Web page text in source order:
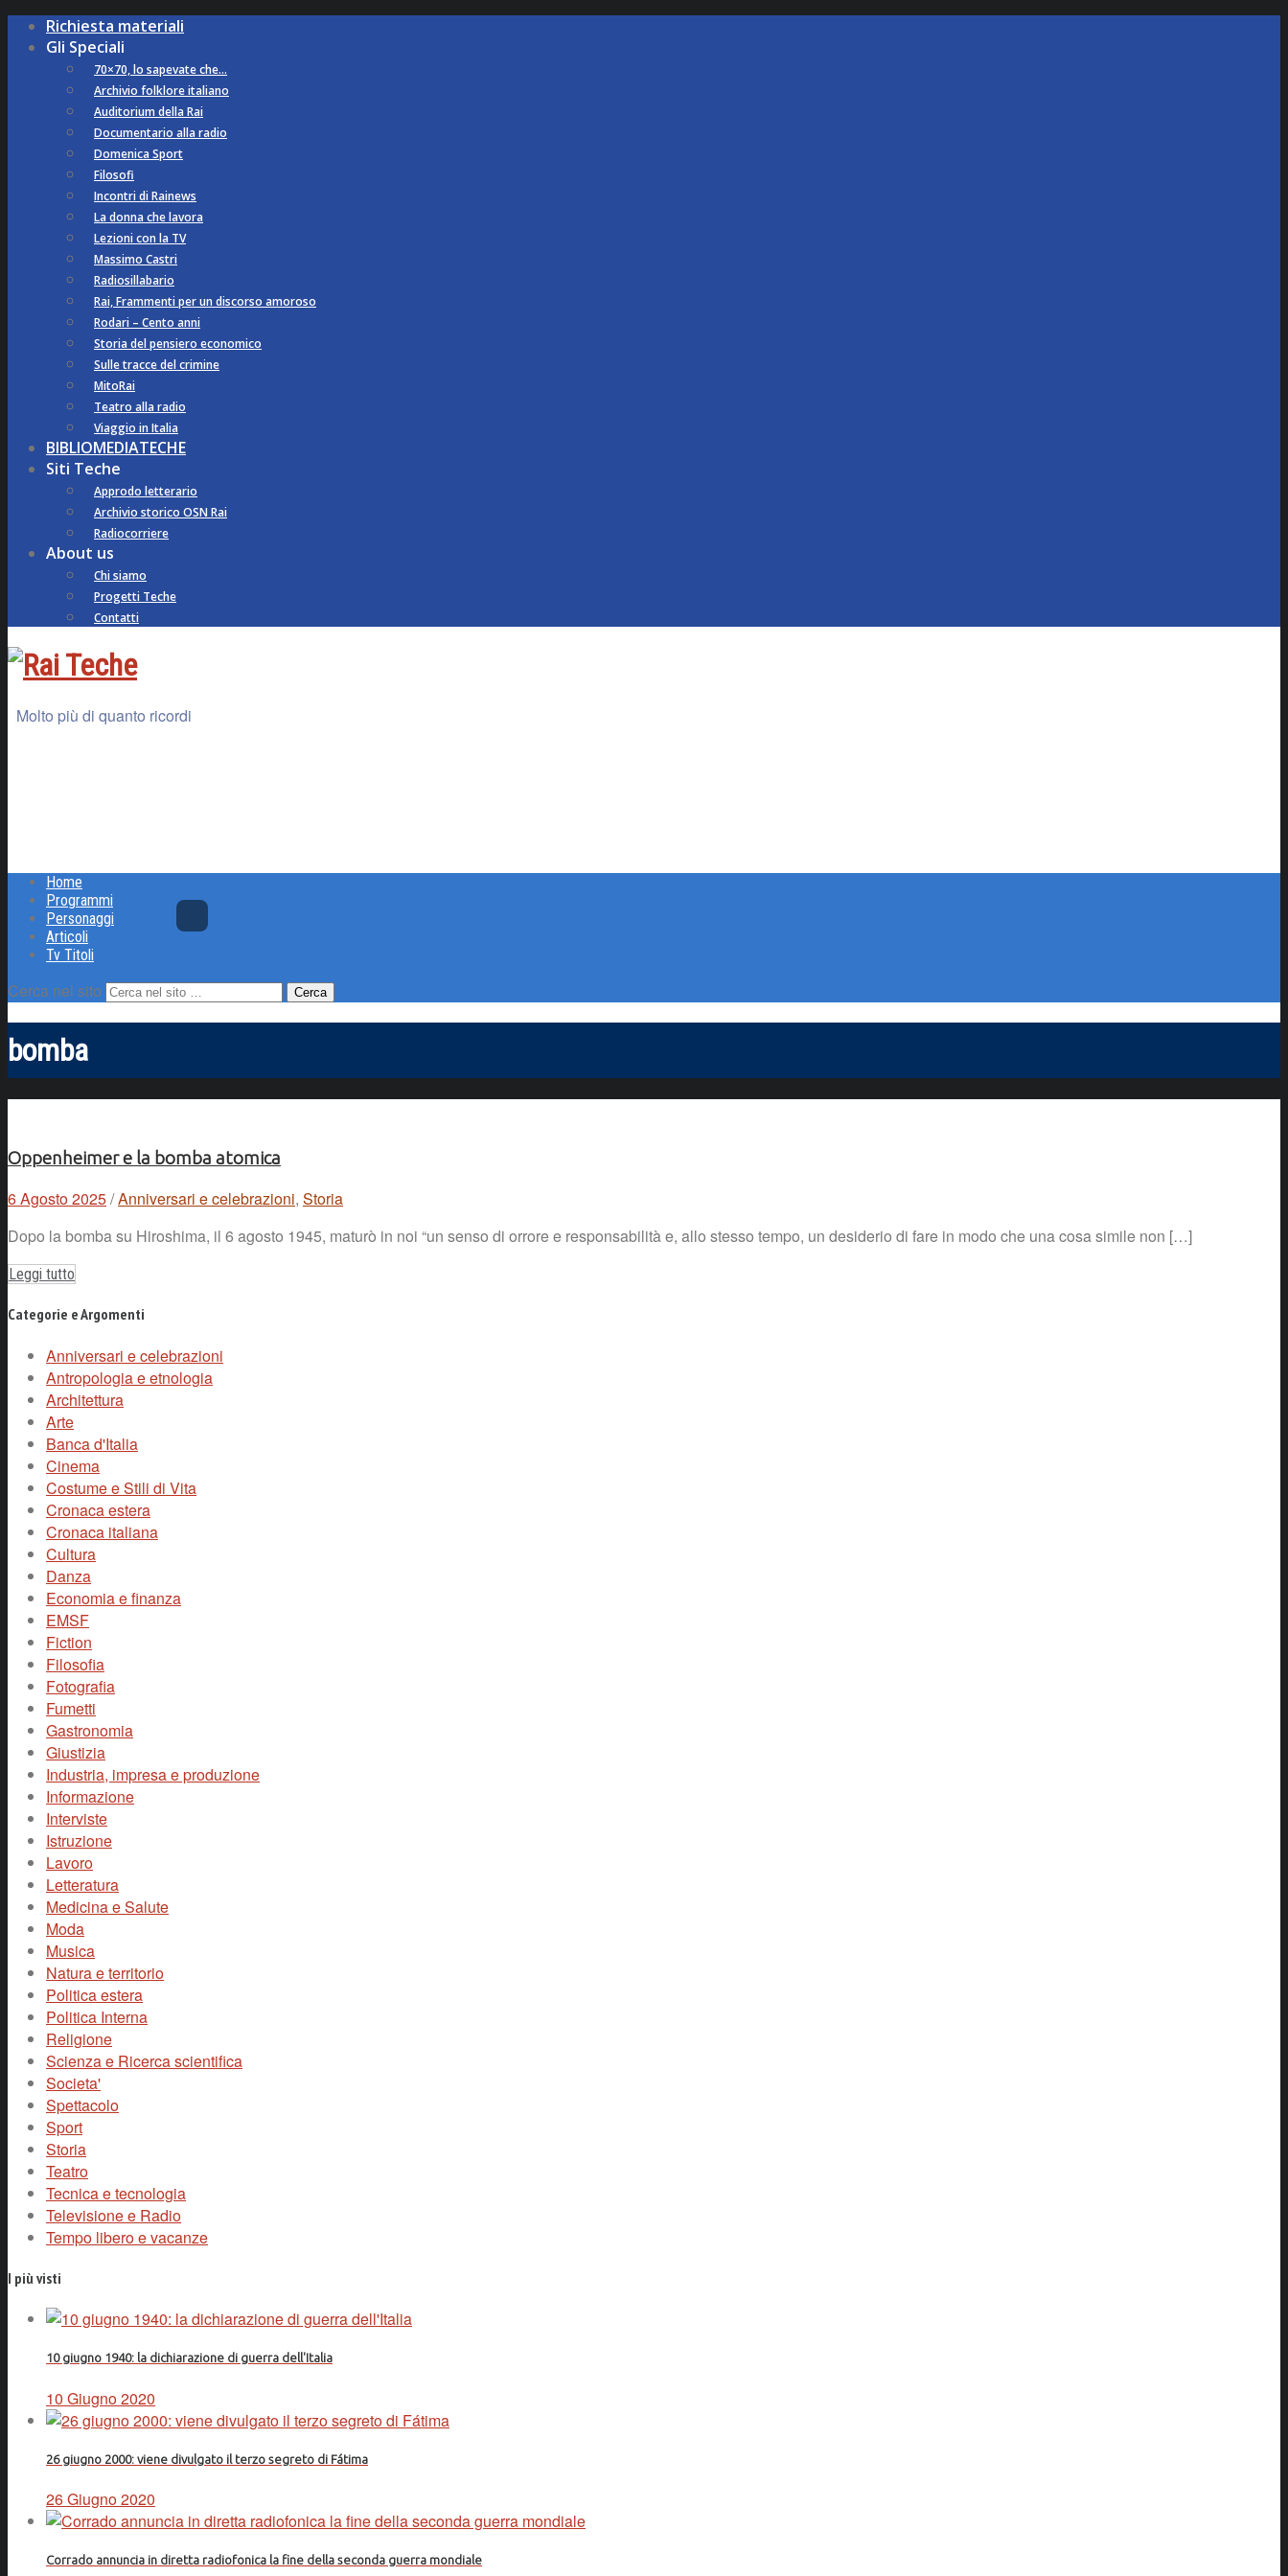
Richiesta materiali
Gli Speciali
70×70, lo sapevate che…
Archivio folklore italiano
Auditorium della Rai
Documentario alla radio
Domenica Sport
Filosofi
Incontri di Rainews
La donna che lavora
Lezioni con la TV
Massimo Castri
Radiosillabario
Rai, Frammenti per un discorso amoroso
Rodari – Cento anni
Storia del pensiero economico
Sulle tracce del crimine
MitoRai
Teatro alla radio
Viaggio in Italia
BIBLIOMEDIATECHE
Siti Teche
Approdo letterario
Archivio storico OSN Rai
Radiocorriere
About us
Chi siamo
Progetti Teche
Contatti
Molto più di quanto ricordi
Home
Programmi
Personaggi
Articoli
Tv Titoli
Cerca nel sito
bomba
Oppenheimer e la bomba atomica
6 Agosto 2025/Anniversari e celebrazioni, Storia
Dopo la bomba su Hiroshima, il 6 agosto 1945, maturò in noi “un senso di orrore e responsabilità e, allo stesso tempo, un desiderio di fare in modo che una cosa simile non […]
Leggi tutto
Categorie e Argomenti
Anniversari e celebrazioni
Antropologia e etnologia
Architettura
Arte
Banca d'Italia
Cinema
Costume e Stili di Vita
Cronaca estera
Cronaca italiana
Cultura
Danza
Economia e finanza
EMSF
Fiction
Filosofia
Fotografia
Fumetti
Gastronomia
Giustizia
Industria, impresa e produzione
Informazione
Interviste
Istruzione
Lavoro
Letteratura
Medicina e Salute
Moda
Musica
Natura e territorio
Politica estera
Politica Interna
Religione
Scienza e Ricerca scientifica
Societa'
Spettacolo
Sport
Storia
Teatro
Tecnica e tecnologia
Televisione e Radio
Tempo libero e vacanze
I più visti
10 giugno 1940: la dichiarazione di guerra dell'Italia
10 Giugno 2020
26 giugno 2000: viene divulgato il terzo segreto di Fátima
26 Giugno 2020
Corrado annuncia in diretta radiofonica la fine della seconda guerra mondiale